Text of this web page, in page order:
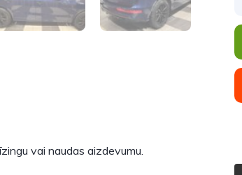
vai naudas aizdevumu.